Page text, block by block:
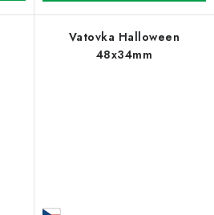
Vatovka Halloween
48x34mm